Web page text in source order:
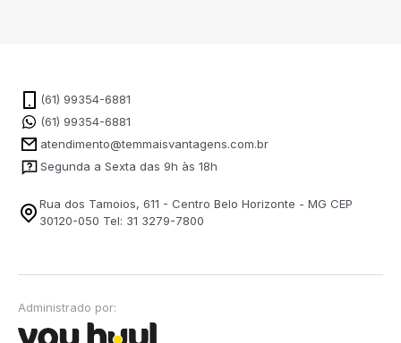
(61) 99354-6881
(61) 99354-6881
atendimento@temmaisvantagens.com.br
Segunda a Sexta das 9h às 18h
Rua dos Tamoios, 611 - Centro Belo Horizonte - MG CEP
30120-050 Tel: 31 3279-7800
Administrado por: